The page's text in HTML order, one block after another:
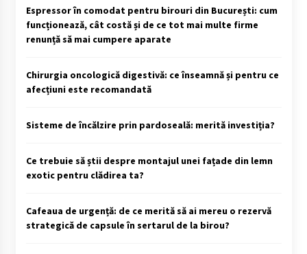
Espressor în comodat pentru birouri din București: cum
funcționează, cât costă și de ce tot mai multe firme
renunță să mai cumpere aparate
Chirurgia oncologică digestivă: ce înseamnă și pentru ce
afecțiuni este recomandată
Sisteme de încălzire prin pardoseală: merită investiția?
Ce trebuie să știi despre montajul unei fațade din lemn
exotic pentru clădirea ta?
Cafeaua de urgență: de ce merită să ai mereu o rezervă
strategică de capsule în sertarul de la birou?